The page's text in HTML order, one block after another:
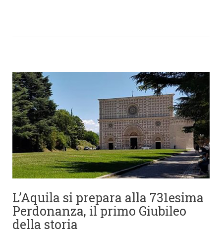
L’Aquila si prepara alla 731esima
Perdonanza, il primo Giubileo
della storia